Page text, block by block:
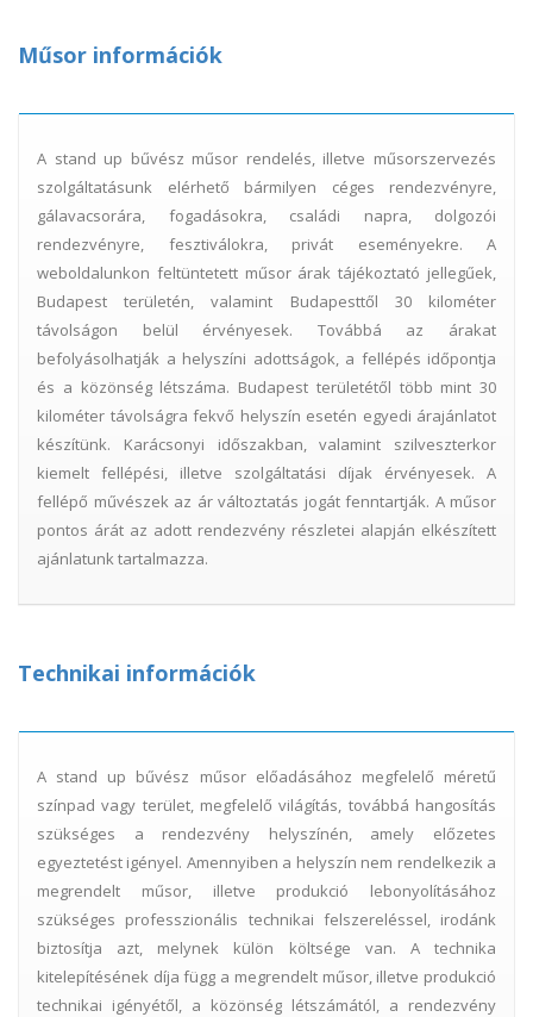
Műsor információk
A stand up bűvész műsor rendelés, illetve műsorszervezés
szolgáltatásunk elérhető bármilyen céges rendezvényre,
gálavacsorára, fogadásokra, családi napra, dolgozói
rendezvényre, fesztiválokra, privát eseményekre. A
weboldalunkon feltüntetett műsor árak tájékoztató jellegűek,
Budapest területén, valamint Budapesttől 30 kilométer
távolságon belül érvényesek. Továbbá az árakat
befolyásolhatják a helyszíni adottságok, a fellépés időpontja
és a közönség létszáma. Budapest területétől több mint 30
kilométer távolságra fekvő helyszín esetén egyedi árajánlatot
készítünk. Karácsonyi időszakban, valamint szilveszterkor
kiemelt fellépési, illetve szolgáltatási díjak érvényesek. A
fellépő művészek az ár változtatás jogát fenntartják. A műsor
pontos árát az adott rendezvény részletei alapján elkészített
ajánlatunk tartalmazza.
Technikai információk
A stand up bűvész műsor előadásához megfelelő méretű
színpad vagy terület, megfelelő világítás, továbbá hangosítás
szükséges a rendezvény helyszínén, amely előzetes
egyeztetést igényel. Amennyiben a helyszín nem rendelkezik a
megrendelt műsor, illetve produkció lebonyolításához
szükséges professzionális technikai felszereléssel, irodánk
biztosítja azt, melynek külön költsége van. A technika
kitelepítésének díja függ a megrendelt műsor, illetve produkció
technikai igényétől, a közönség létszámától, a rendezvény